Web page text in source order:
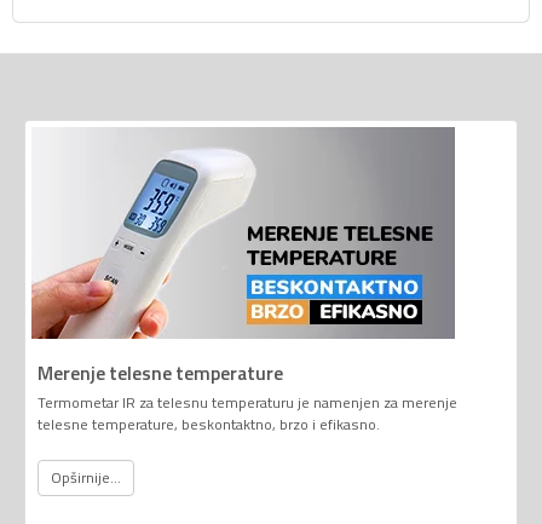
Merenje telesne temperature
Termometar IR za telesnu temperaturu je namenjen za merenje
telesne temperature, beskontaktno, brzo i efikasno.
Opširnije...